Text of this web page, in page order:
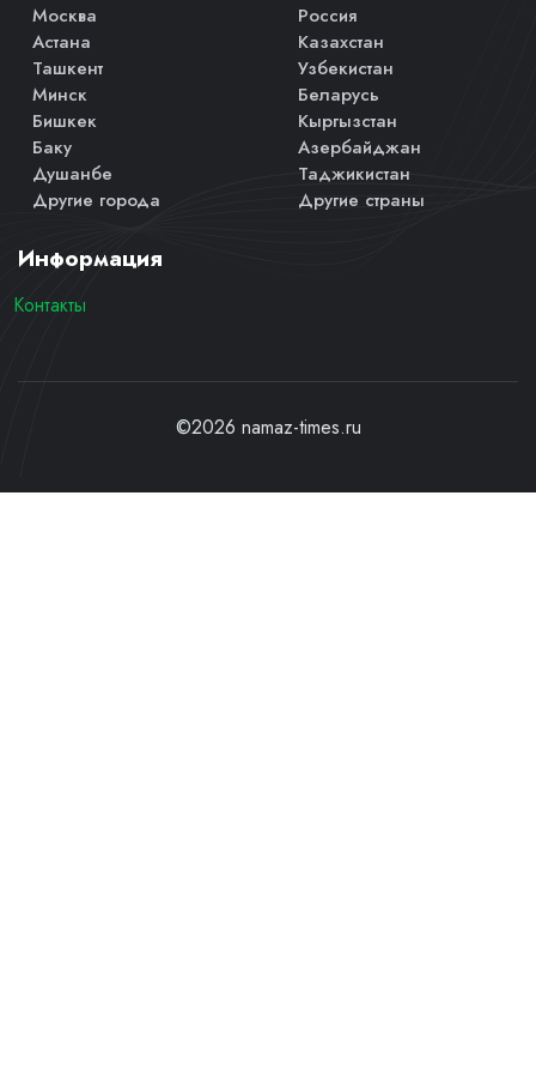
Москва
Астана
Ташкент
Минск
Бишкек
Баку
Душанбе
Другие города
Россия
Казахстан
Узбекистан
Беларусь
Кыргызстан
Азербайджан
Таджикистан
Другие страны
Информация
Контакты
©2026 namaz-times.ru